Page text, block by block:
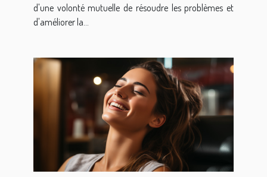
d'une volonté mutuelle de résoudre les problèmes et
d'améliorer la...